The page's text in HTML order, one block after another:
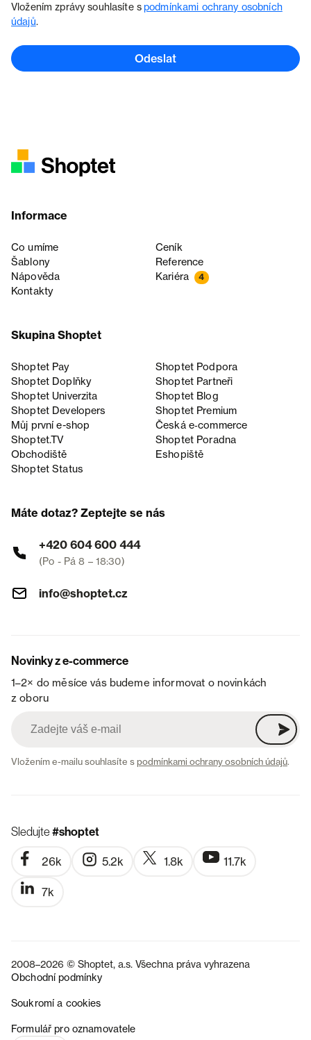
Vložením zprávy souhlasíte spodmínkami ochrany osobních
údajů.
Odeslat
Informace
Co umíme
Ceník
Šablony
Reference
Nápověda
Kariéra 4
Kontakty
Skupina Shoptet
Shoptet Pay
Shoptet Podpora
Shoptet Doplňky
Shoptet Partneři
Shoptet Univerzita
Shoptet Blog
Shoptet Developers
Shoptet Premium
Můj první e-shop
Česká e‑commerce
Shoptet.TV
Shoptet Poradna
Obchodiště
Eshopiště
Shoptet Status
Máte dotaz? Zeptejte se nás
+420 604 600 444
(Po - Pá 8 – 18:30)
info@shoptet.cz
Novinky z e-commerce
1–2× do měsíce vás budeme informovat o novinkách
z oboru
Vložením e-mailu souhlasíte spodmínkami ochrany osobních údajů.
Sledujte#shoptet
26k 5.2k 1.8k 11.7k
7k
2008–2026 © Shoptet, a.s. Všechna práva vyhrazena
Obchodní podmínky
Soukromí a cookies
Formulář pro oznamovatele